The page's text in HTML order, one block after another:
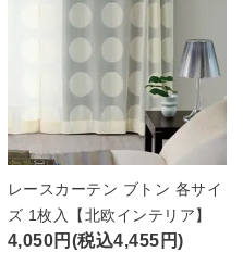
レースカーテン ブトン 各サイ
ズ 1枚入【北欧インテリア】
4,050円(税込4,455円)